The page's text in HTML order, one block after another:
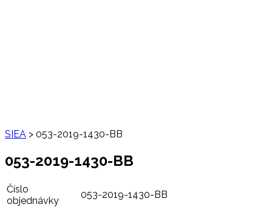
SIEA > 053-2019-1430-BB
053-2019-1430-BB
Číslo
objednávky
053-2019-1430-BB